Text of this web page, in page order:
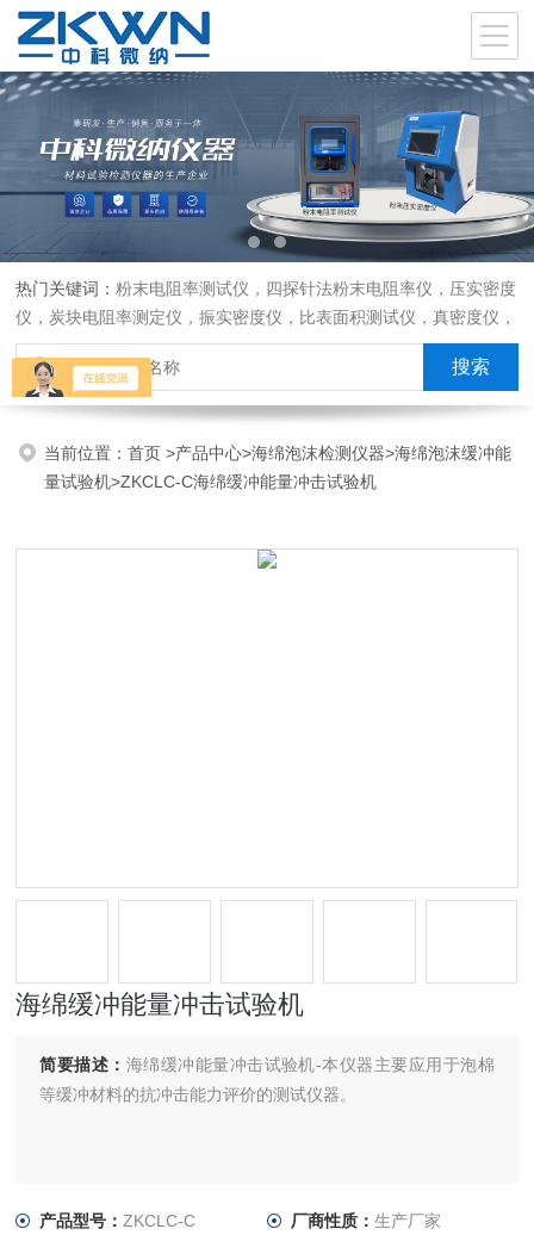
热门关键词：粉末电阻率测试仪，四探针法粉末电阻率仪，压实密度
仪，炭块电阻率测定仪，振实密度仪，比表面积测试仪，真密度仪，
炭块热膨胀仪，炭块透气率仪，炭块二氧化碳反应测定仪
当前位置：首页>产品中心>海绵泡沫检测仪器>海绵泡沫缓冲能
量试验机>ZKCLC-C海绵缓冲能量冲击试验机
海绵缓冲能量冲击试验机
简要描述： 海绵缓冲能量冲击试验机-本仪器主要应用于泡棉
等缓冲材料的抗冲击能力评价的测试仪器。
产品型号：ZKCLC-C 厂商性质： 生产厂家